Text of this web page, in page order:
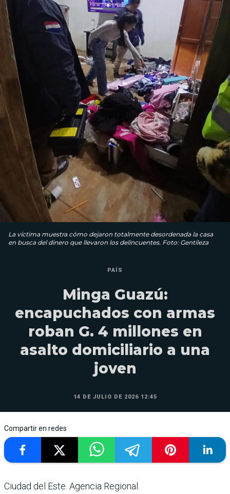
La víctima muestra cómo dejaron totalmente desordenada la casa
en busca del dinero que llevaron los delincuentes. Foto: Gentileza
PAÍS
Minga Guazú:
encapuchados con armas
roban G. 4 millones en
asalto domiciliario a una
joven
14 DE JULIO DE 2026 12:45
Compartir en redes
Ciudad del Este. Agencia Regional.